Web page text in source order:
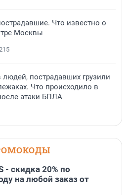
Что известно о
Москвы
людей, пострадавших грузили
Что происходило в
атаки БПЛА
- скидка 20% по
на любой заказ от